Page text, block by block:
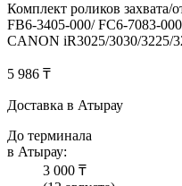
Комплект роликов захвата/
FB6-3405-000/ FC6-7083-
CANON iR3025/3030/3225/
5 986 ₸
Доставка в Атырау
До терминала
в Атырау:
3 000 ₸